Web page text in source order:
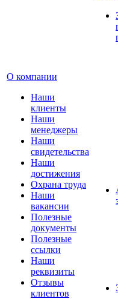
О компании
Наши
клиенты
Наши
менеджеры
Наши
свидетельства
Наши
достижения
Охрана труда
Наши
вакансии
Полезные
документы
Полезные
ссылки
Наши
реквизиты
Отзывы
клиентов